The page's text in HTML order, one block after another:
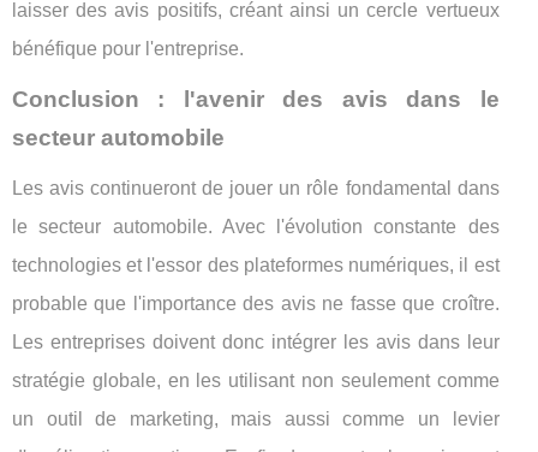
laisser des avis positifs, créant ainsi un cercle vertueux
bénéfique pour l'entreprise.
Conclusion : l'avenir des avis dans le
secteur automobile
Les avis continueront de jouer un rôle fondamental dans
le secteur automobile. Avec l'évolution constante des
technologies et l'essor des plateformes numériques, il est
probable que l'importance des avis ne fasse que croître.
Les entreprises doivent donc intégrer les avis dans leur
stratégie globale, en les utilisant non seulement comme
un outil de marketing, mais aussi comme un levier